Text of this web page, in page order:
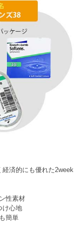
済的にも優れた2week
性素材
け心地
簡単